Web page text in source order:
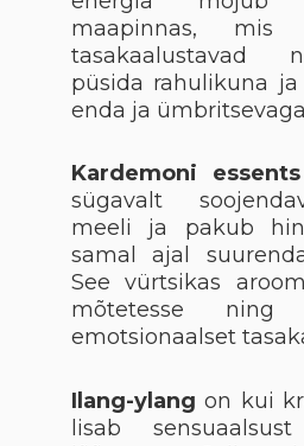
maapinnas, mis
tasakaalustavad
püsida rahulikuna ja
enda ja
Kardemoni essents
sügavalt
meeli ja pakub
samal ajal
See vürtsikas
mõtetesse
emotsionaalset
Ilang-ylang on kui
lisab